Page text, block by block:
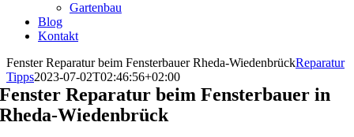
Gartenbau
Blog
Kontakt
Fenster Reparatur beim Fensterbauer Rheda-WiedenbrückReparatur
Tipps2023-07-02T02:46:56+02:00
Fenster Reparatur beim Fensterbauer in
Rheda-Wiedenbrück